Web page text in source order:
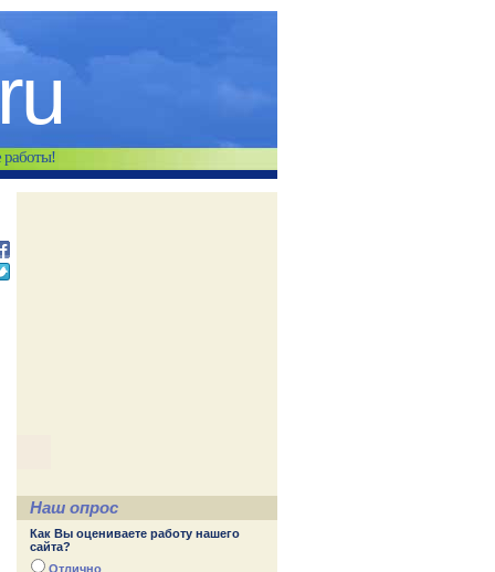
работы!
Наш опрос
Как Вы оцениваете работу нашего
сайта?
Отлично